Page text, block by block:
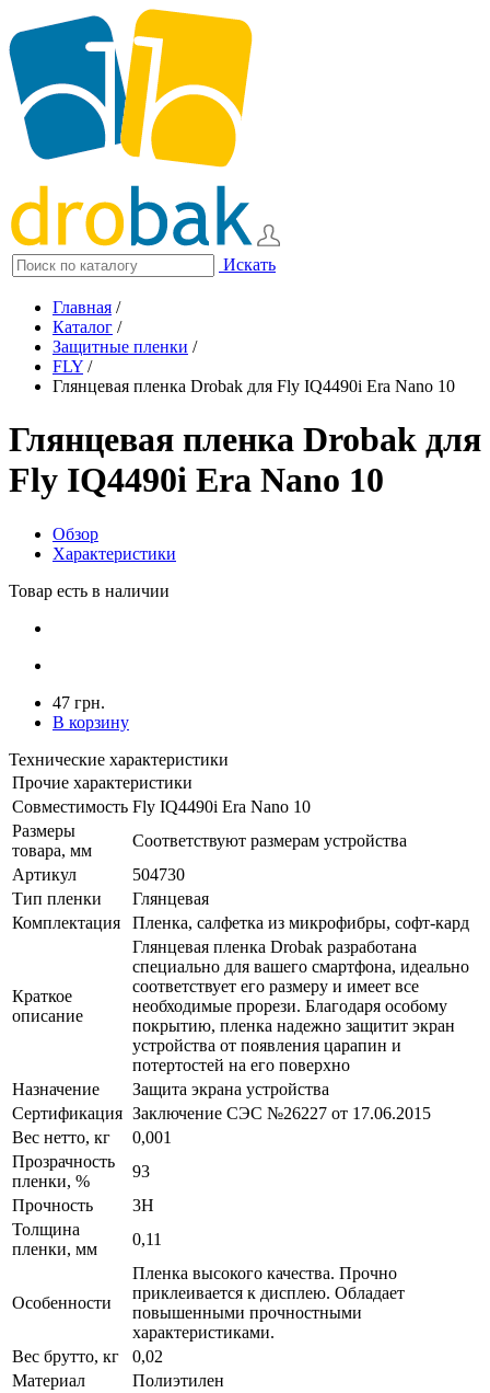
Искать
Главная /
Каталог /
Защитные пленки /
FLY /
Глянцевая пленка Drobak для Fly IQ4490i Era Nano 10
Глянцевая пленка Drobak для
Fly IQ4490i Era Nano 10
Обзор
Характеристики
Товар есть в наличии
47 грн.
В корзину
Технические характеристики
Прочие характеристики
Совместимость Fly IQ4490i Era Nano 10
Размеры
товара, мм
Соответствуют размерам устройства
Артикул
504730
Тип пленки
Глянцевая
Комплектация
Пленка, салфетка из микрофибры, софт-кард
Краткое
описание
Глянцевая пленка Drobak разработана
специально для вашего смартфона, идеально
соответствует его размеру и имеет все
необходимые прорези. Благодаря особому
покрытию, пленка надежно защитит экран
устройства от появления царапин и
потертостей на его поверхно
Назначение
Защита экрана устройства
Сертификация Заключение СЭС №26227 от 17.06.2015
Вес нетто, кг
0,001
Прозрачность
пленки, %
93
Прочность
3H
Толщина
пленки, мм
0,11
Особенности
Пленка высокого качества. Прочно
приклеивается к дисплею. Обладает
повышенными прочностными
характеристиками.
Вес брутто, кг
0,02
Материал
Полиэтилен